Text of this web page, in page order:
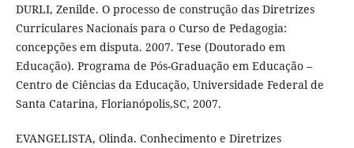
DURLI, Zenilde. O processo de construção das Diretrizes
Curriculares Nacionais para o Curso de Pedagogia:
concepções em disputa. 2007. Tese (Doutorado em
Educação). Programa de Pós-Graduação em Educação –
Centro de Ciências da Educação, Universidade Federal de
Santa Catarina, Florianópolis,SC, 2007.
EVANGELISTA, Olinda. Conhecimento e Diretrizes